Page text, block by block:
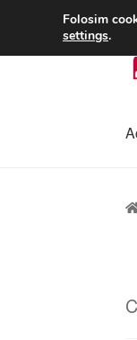
la
la
Folosim
settings.